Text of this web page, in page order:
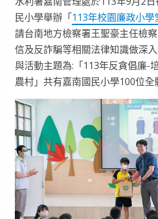
民小學舉辦「113年校園廉政小
請台南地方檢察署王聖豪主任檢
信及反詐騙等相關法律知識做深
與活動主題為:「113年反貪倡廉-
農村」共有嘉南國民小學100位全